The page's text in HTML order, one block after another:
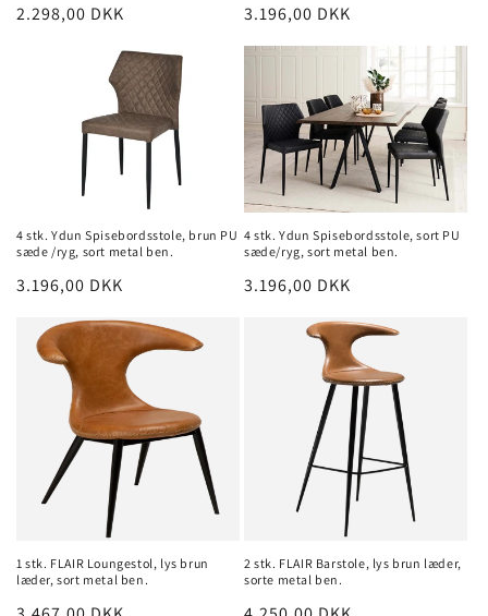
Normalpris
2.298,00 DKK Normalpris
3.196,00 DKK
4 stk. Ydun Spisebordsstole, brun PU
sæde /ryg, sort metal ben.
Normalpris
3.196,00 DKK
4 stk. Ydun Spisebordsstole, sort PU
sæde/ryg, sort metal ben.
Normalpris
3.196,00 DKK
1 stk. FLAIR Loungestol, lys brun
læder, sort metal ben.
2 stk. FLAIR Barstole, lys brun læder,
sorte metal ben.